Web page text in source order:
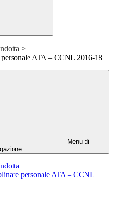
>
ATA – CCNL 2016-18
Menu di
personale ATA – CCNL